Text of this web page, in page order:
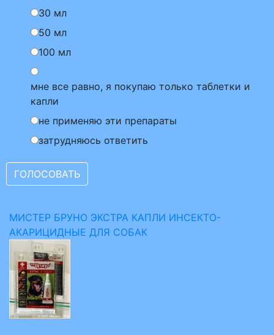
30 мл
50 мл
100 мл
мне все равно, я покупаю только таблетки и
капли
не применяю эти препараты
затрудняюсь ответить
МИСТЕР БРУНО ЭКСТРА КАПЛИ ИНСЕКТО-
АКАРИЦИДНЫЕ ДЛЯ СОБАК